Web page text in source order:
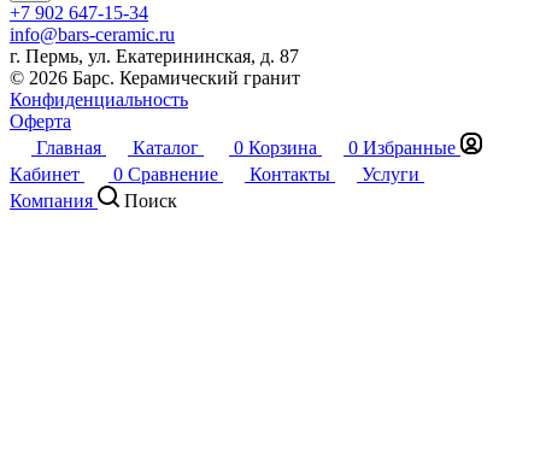
+7 902 647-15-34
info@bars-ceramic.ru
г. Пермь, ул. Екатерининская, д. 87
© 2026 Барс. Керамический гранит
Конфиденциальность
Оферта
Главная
Каталог 0 Корзина 0 Избранные
Кабинет
0 Сравнение Контакты
Услуги
Компания
Поиск